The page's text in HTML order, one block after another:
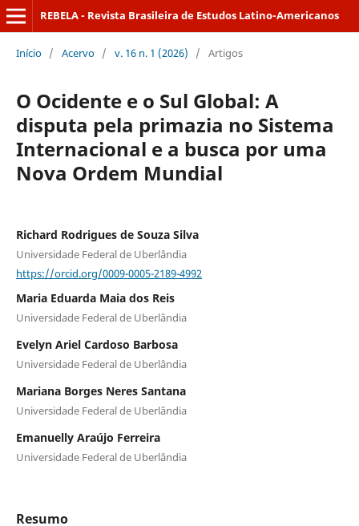
REBELA - Revista Brasileira de Estudos Latino-Americanos
Início / Acervo / v. 16 n. 1 (2026) / Artigos
O Ocidente e o Sul Global: A
disputa pela primazia no Sistema
Internacional e a busca por uma
Nova Ordem Mundial
Richard Rodrigues de Souza Silva
Universidade Federal de Uberlândia
https://orcid.org/0009-0005-2189-4992
Maria Eduarda Maia dos Reis
Universidade Federal de Uberlândia
Evelyn Ariel Cardoso Barbosa
Universidade Federal de Uberlândia
Mariana Borges Neres Santana
Universidade Federal de Uberlândia
Emanuelly Araújo Ferreira
Universidade Federal de Uberlândia
Resumo